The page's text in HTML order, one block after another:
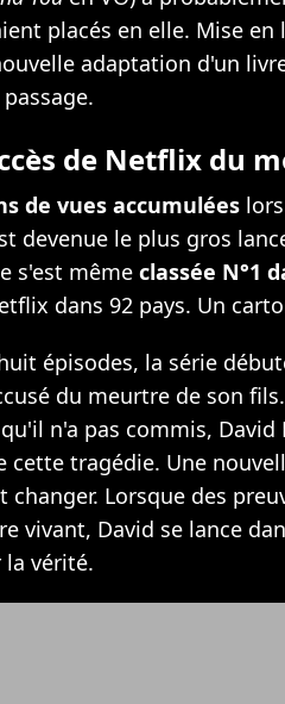
placés en elle. Mise en
adaptation d'un
de Netflix du
de vues accumulées
devenue le plus gros
s'est même classée N°1
dans 92 pays. Un
épisodes, la série
du meurtre de son
n'a pas commis, David
cette tragédie. Une
changer. Lorsque des
vivant, David se lance
vérité.